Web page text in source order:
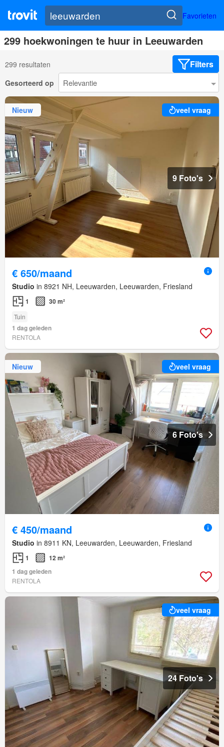
Favorieten
299 hoekwoningen te huur in Leeuwarden
299 resultaten Filters
Gesorteerd op
Nieuw veel vraag
9 Foto's
€ 650/maand
Studio in 8921 NH, Leeuwarden, Leeuwarden, Friesland
1 30 m²
Tuin
1 dag geleden
RENTOLA
Nieuw veel vraag
6 Foto's
€ 450/maand
Studio in 8911 KN, Leeuwarden, Leeuwarden, Friesland
1
12 m²
1 dag geleden
RENTOLA
veel vraag
24 Foto's